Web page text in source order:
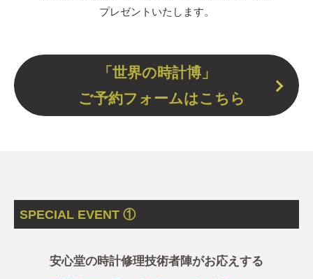
プレゼントいたします。
「世界の時計博」
ご予約フォームはこちら
SPECIAL EVENT ①
安心堂の時計修理技術者陣がお応えする